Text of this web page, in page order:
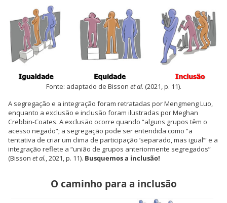
Fonte: adaptado de Bisson et al. (2021, p. 11).
A segregação e a integração foram retratadas por Mengmeng Luo,
enquanto a exclusão e inclusão foram ilustradas por Meghan
Crebbin-Coates. A exclusão ocorre quando “alguns grupos têm o
acesso negado”; a segregação pode ser entendida como “a
tentativa de criar um clima de participação ‘separado, mas igual’” e a
integração reflete a “união de grupos anteriormente segregados”
(Bisson et al., 2021, p. 11). Busquemos a inclusão!
O caminho para a inclusão